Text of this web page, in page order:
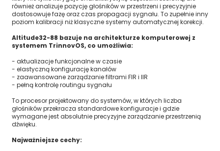
również analizuje pozycję głośników w przestrzeni i precyzyjnie
dostosowuje fazę oraz czas propagacji sygnału. To zupełnie inny
poziom kalibracji niż klasyczne systemy automatycznej korekcji.
Altitude32-88 bazuje na architekturze komputerowej z
systemem TrinnovOS, co umożliwia:
- aktualizacje funkcjonalne w czasie
- elastyczną konfigurację kanałów
- zaawansowane zarządzanie filtrami FIR i IIR
- pełną kontrolę routingu sygnału
To procesor projektowany do systemów, w których liczba
głośników przekracza standardowe konfiguracje i gdzie
wymagane jest absolutnie precyzyjne zarządzanie przestrzenią
dźwięku.
Najważniejsze cechy: